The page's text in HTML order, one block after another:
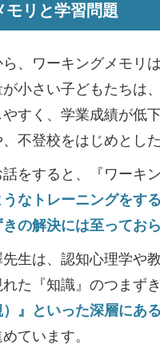
モリと学習問題
、ワーキングメモリ
小さい子どもたちは
やすく、学業成績が低
不登校をはじめとし
話をすると、『ワー
なトレーニングをす
の解決には至ってお
生は、認知心理学や
た『知識』のつまず
』といった深層にあ
ています。